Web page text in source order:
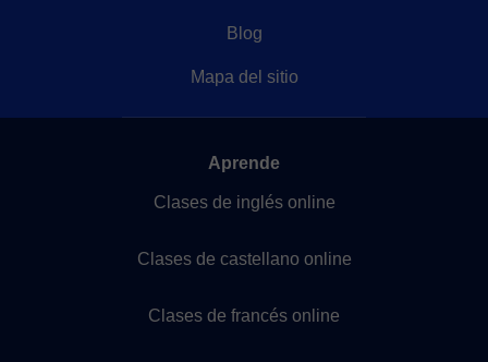
Blog
Mapa del sitio
Aprende
Clases de inglés online
Clases de castellano online
Clases de francés online